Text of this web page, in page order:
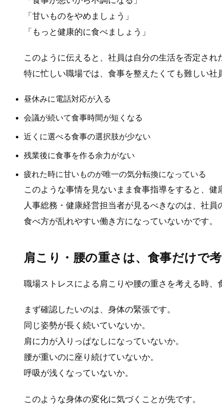
「甘いものをやめましょう」
「もっと健康的に食べましょう」
このように伝えると、社員は自分の生活を否定さ
特に忙しい職場では、食事を整えたくても難しい社
昼休みに電話対応が入る
会議が続いて食事時間が短くなる
近くに選べる食事の選択肢が少ない
残業後に食事を作る余力がない
疲れた時に甘いものが唯一の気分転換になっている
このような事情を見ないまま食事指導をすると、
人事総務・健康経営担当者が見るべきなのは、社
食べ方が乱れやすい働き方になっていないかです。
肩こり・腰の重さは、食事だけで
職場ストレスによる肩こりや腰の重さを考える時
まず確認したいのは、身体の緊張です。
同じ姿勢が長く続いていないか。
肩に力が入りっぱなしになっていないか。
腰が重いのに座り続けていないか。
呼吸が浅くなっていないか。
このような身体の変化に気づくことが先です。